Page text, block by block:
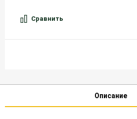
Сравнить
Описание